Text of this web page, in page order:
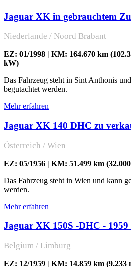
Jaguar XK in gebrauchtem
Niederlande / Noord Brabant
EZ: 01/1998 | KM: 164.670 km
kW)
Das Fahrzeug steht in Sint Anthonis
begutachtet werden.
Mehr erfahren
Jaguar XK 140 DHC zu
Österreich / Wien
EZ: 05/1956 | KM: 51.499 km
Das Fahrzeug steht in Wien und kann
werden.
Mehr erfahren
Jaguar XK 150S -DHC -
Belgium / Limburg
EZ: 12/1959 | KM: 14.859 km (9.233